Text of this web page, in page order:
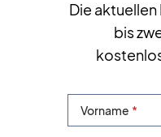
Die
bis
Vorname